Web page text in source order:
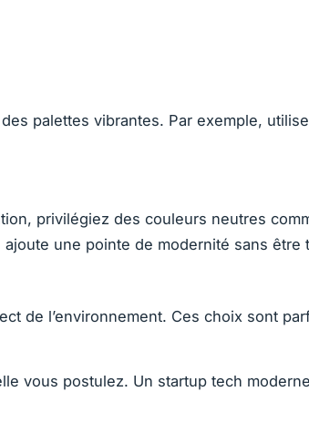
palettes vibrantes. Par exemple,
privilégiez des couleurs neutres
une pointe de modernité sans être
de l’environnement. Ces choix sont
vous postulez. Un startup tech